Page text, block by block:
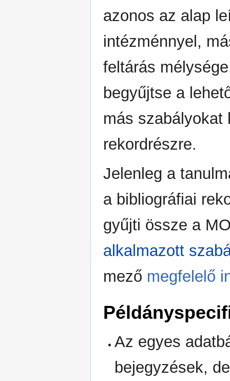
azonos az alap
intézménnyel,
feltárás
begyűjtse a
más szabályokat
rekordrészre.
Jelenleg a
a bibliográfiai
gyűjti össze a
alkalmazott
mező megfelelő
Az egyes
bejegyzések,